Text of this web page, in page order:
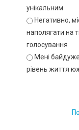
унікальним
Негативно,
наполягати на
голосування
Мені
рівень життя